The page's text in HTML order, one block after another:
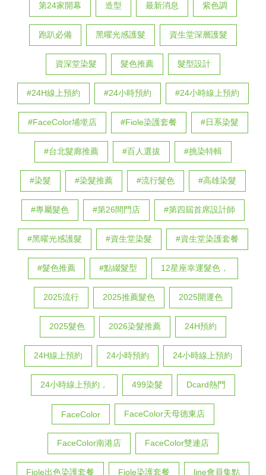
第24家開幕 造型 最新消息 紫色調
跑趴必備 黑曜光感護髮 資生堂深層護髮
資深堂染髮 髮色推薦 髮型設計
#24H線上預約 #24小時預約 #24小時線上預約
#FaceColor埔墘店 #Fiole染護套餐 #日系染髮
#台北髮廊推薦 #百人選拔 #挑染特輯
#染髮 #染髮推薦 #流行髮色 #高雄染髮
#專屬髮色 #第26間門店 #第四屆首席設計師
#黑曜光感護髮 #資生堂染髮 #資生堂染護套餐
#髮色推薦 #點綴髮型 12星座幸運髮色，
2025流行 2025推薦髮色 2025開運色
2025髮色 2026染髮推薦 24H預約
24H線上預約 24小時預約 24小時線上預約
24小時線上預約， 499染髮 Dcard熱門
FaceColor FaceColor天母德東店
FaceColor南港店 FaceColor雙連店
Fiole出色染護套餐 Fiole染護套餐 line會員集點